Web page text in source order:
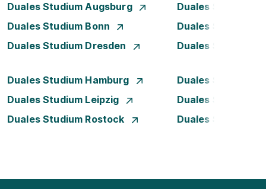
Duales Studium Augsburg
Duales Studium
Duales Studium Bonn
Duales Studium
Duales Studium Dresden
Duales Studium
Duales Studium Hamburg
Duales Studium
Duales Studium Leipzig
Duales Studium
Duales Studium Rostock
Duales Studium